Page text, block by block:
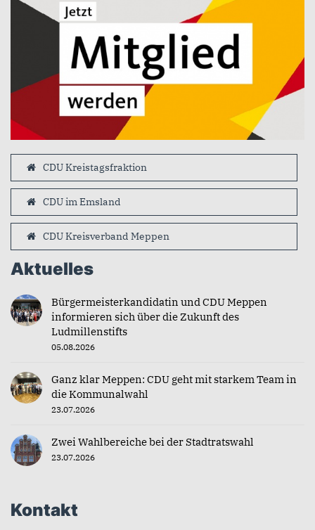
CDU Kreistagsfraktion
CDU im Emsland
CDU Kreisverband Meppen
Aktuelles
Bürgermeisterkandidatin und CDU Meppen
informieren sich über die Zukunft des
Ludmillenstifts
05.08.2026
Ganz klar Meppen: CDU geht mit starkem Team in
die Kommunalwahl
23.07.2026
Zwei Wahlbereiche bei der Stadtratswahl
23.07.2026
Kontakt